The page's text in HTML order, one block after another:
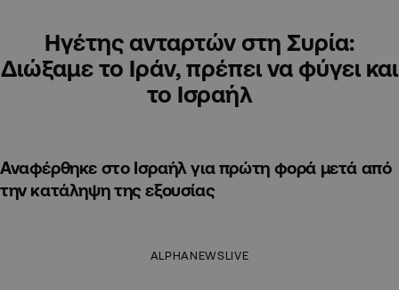
Ηγέτης ανταρτών στη Συρία:
Διώξαμε το Ιράν, πρέπει να φύγει και
το Ισραήλ
Αναφέρθηκε στο Ισραήλ για πρώτη φορά μετά από
την κατάληψη της εξουσίας
ALPHANEWSLIVE